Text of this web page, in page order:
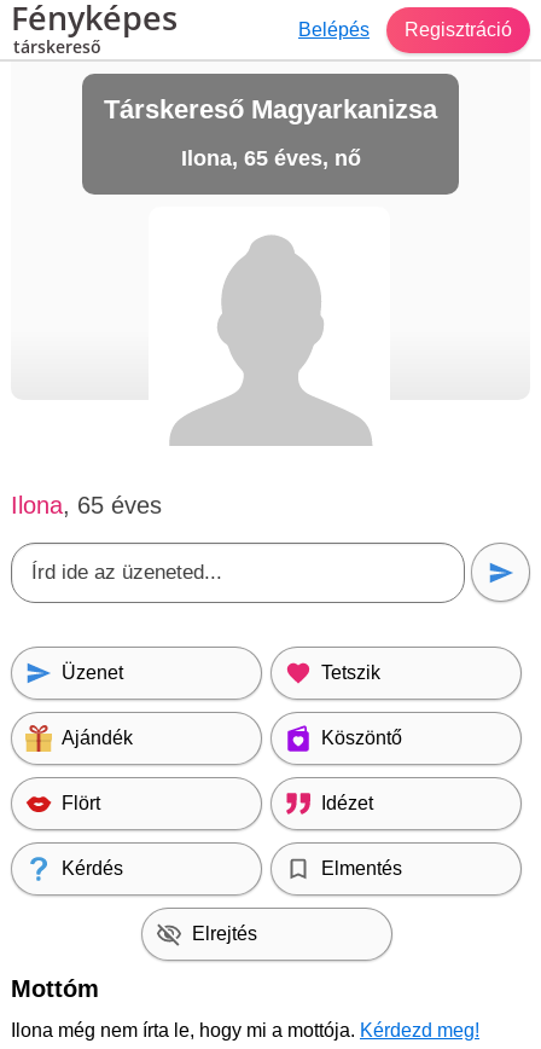
Fényképes
társkereső
Belépés Regisztráció
Társkereső Magyarkanizsa
Ilona, 65 éves, nő
Ilona, 65 éves
Üzenet Tetszik
Ajándék Köszöntő
Flört Idézet
Kérdés Elmentés
Elrejtés
Mottóm
Ilona még nem írta le, hogy mi a mottója. Kérdezd meg!